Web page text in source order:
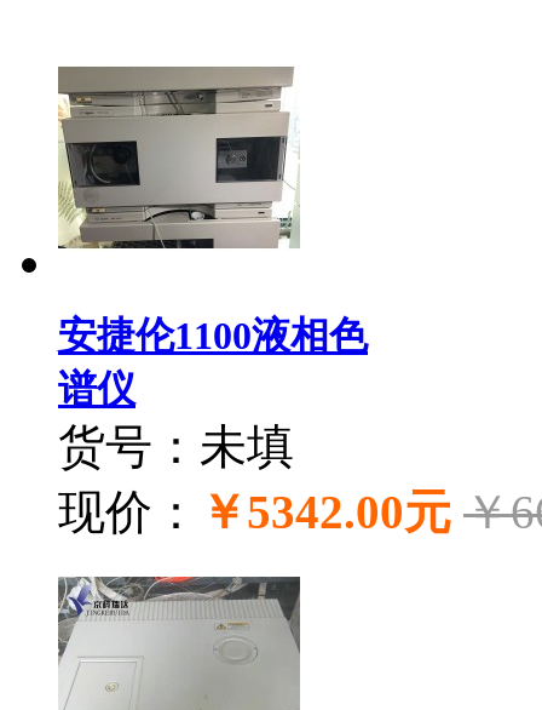
安捷伦1100液相色
谱仪
货号：未填
现价：
￥5342.00元 ￥